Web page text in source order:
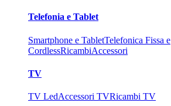
Telefonia e Tablet
Smartphone e TabletTelefonica Fissa e
CordlessRicambiAccessori
TV
TV LedAccessori TVRicambi TV